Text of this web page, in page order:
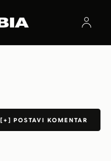
[+] POSTAVI KOMENTAR